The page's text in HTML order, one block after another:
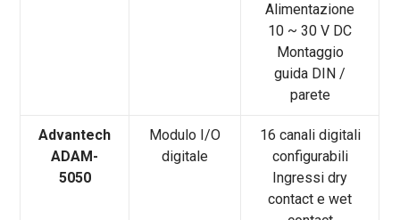
Alimentazione
10 ~ 30 V DC
Montaggio
guida DIN /
parete
Advantech
ADAM-
5050
Modulo I/O
digitale
16 canali digitali
configurabili
Ingressi dry
contact e wet